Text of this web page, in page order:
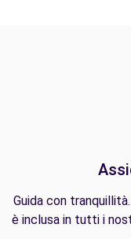
Guida con
è inclusa in tutti i